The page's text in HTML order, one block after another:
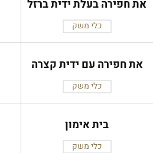
את חפירה בעלת ידית ברזל
כלי משק
את חפירה עם ידית קצרה
כלי משק
בית אימון
כלי משק